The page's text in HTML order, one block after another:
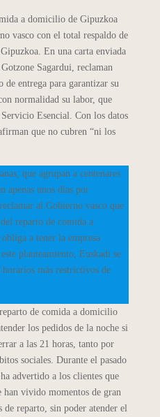
a domicilio de Gipuzkoa
vasco con el total respaldo de
En una carta enviada
Sagardui, reclaman
entrega para garantizar su
normalidad su labor, que
Servicio Esencial. Con los datos
que no cubren “ni los
que agrupan a centenares
apenas unos días por
al Gobierno vasco que
reparto de comida a
a tener la empresa
planteamiento, Euskadi se
más restrictivos de
de comida a domicilio
los pedidos de la noche si
a las 21 horas, tanto por
sociales. Durante el pasado
advertido a los clientes que
han vivido momentos de gran
de reparto, sin poder atender el